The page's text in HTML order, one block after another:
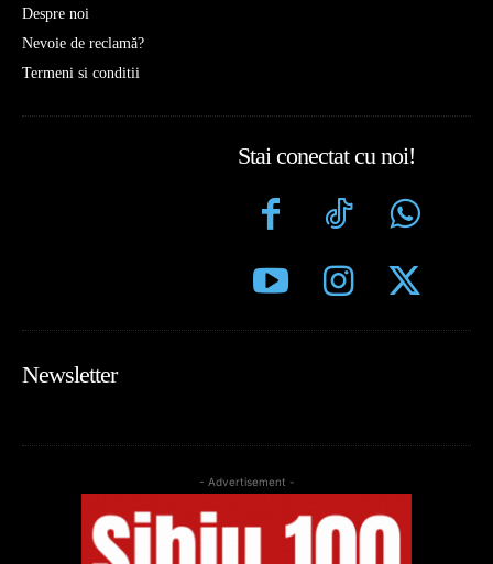
Despre noi
Nevoie de reclamă?
Termeni si conditii
Stai conectat cu noi!
Newsletter
- Advertisement -